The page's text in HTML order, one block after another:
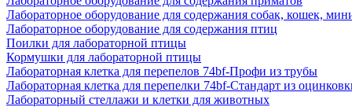
Лабораторное оборудование для содержания собак, кошек,
Лабораторное оборудование для содержания птиц
Поилки для лабораторной птицы
Кормушки для лабораторной птицы
Лабораторная клетка для перепелов 74bf-Профи из трубы
Лабораторная клетка для перепелки 74bf-Стандарт из
Лабораторный стеллажи и клетки для животных